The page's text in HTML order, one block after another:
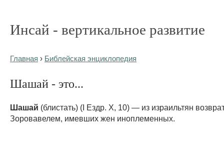
Инсай - вертикальное развитие
Главная › Библейская энциклопедия
Шашай - это...
Шашай (блистать) (I Ездр. X, 10) — из израильтян
Зоровавелем, имевших жен иноплеменных.